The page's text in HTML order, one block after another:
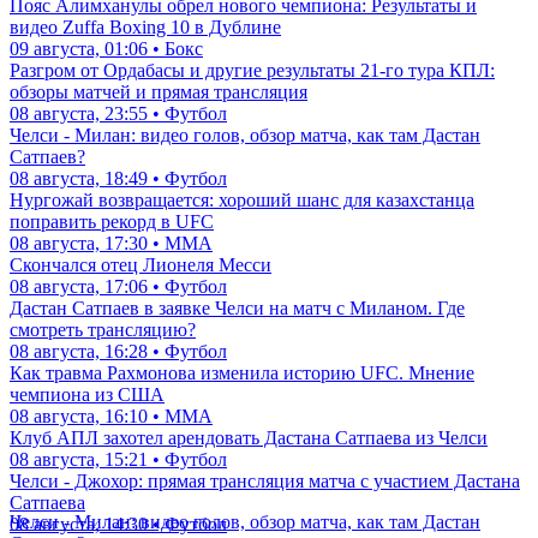
Пояс Алимханулы обрел нового чемпиона: Результаты и
видео Zuffa Boxing 10 в Дублине
09 августа, 01:06 • Бокс
Разгром от Ордабасы и другие результаты 21-го тура КПЛ:
обзоры матчей и прямая трансляция
08 августа, 23:55 • Футбол
Челси - Милан: видео голов, обзор матча, как там Дастан
Сатпаев?
08 августа, 18:49 • Футбол
Нургожай возвращается: хороший шанс для казахстанца
поправить рекорд в UFC
08 августа, 17:30 • ММА
Скончался отец Лионеля Месси
08 августа, 17:06 • Футбол
Дастан Сатпаев в заявке Челси на матч с Миланом. Где
смотреть трансляцию?
08 августа, 16:28 • Футбол
Как травма Рахмонова изменила историю UFC. Мнение
чемпиона из США
08 августа, 16:10 • ММА
Клуб АПЛ захотел арендовать Дастана Сатпаева из Челси
08 августа, 15:21 • Футбол
Челси - Джохор: прямая трансляция матча с участием Дастана
Сатпаева
08 августа, 14:30 • Футбол
Челси - Милан: видео голов, обзор матча, как там Дастан